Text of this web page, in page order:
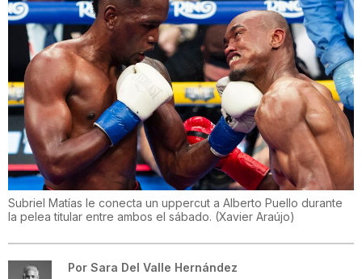
Subriel Matías le conecta un uppercut a Alberto Puello durante
la pelea titular entre ambos el sábado. (Xavier Araújo)
Por Sara Del Valle Hernández